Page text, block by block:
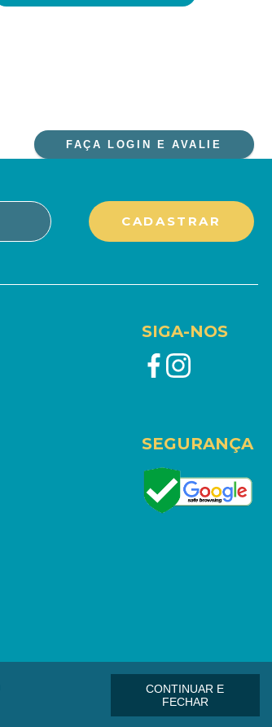
FAÇA LOGIN E AVALIE
SIGA-NOS
SEGURANÇA
CONTINUAR E
FECHAR